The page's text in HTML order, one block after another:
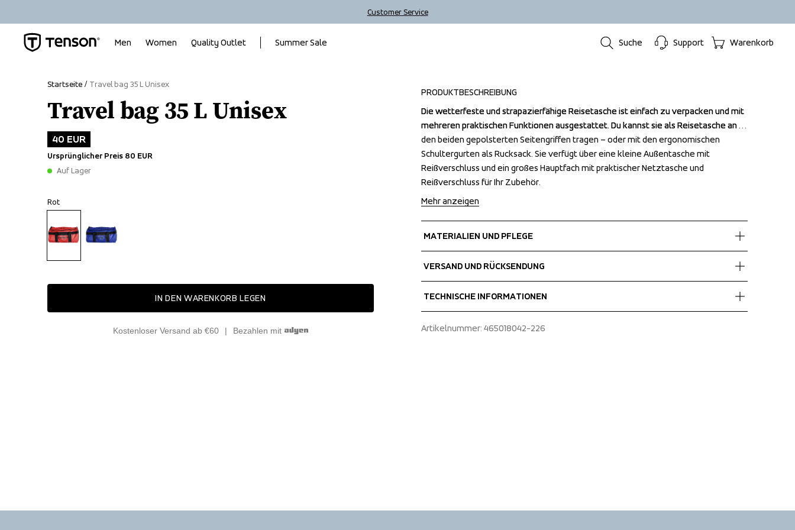
Customer Service
Men Women Quality Outlet Summer Sale Suche Support Warenkorb
Startseite Travel bag 35 L Unisex
Travel bag 35 L Unisex
40 EUR
Ursprünglicher Preis 80 EUR
Auf Lager
Rot
IN DEN WARENKORB LEGEN
Kostenloser Versand ab €60 Bezahlen mit
PRODUKTBESCHREIBUNG
Die wetterfeste und strapazierfähige Reisetasche ist einfach zu verpacken und mit
mehreren praktischen Funktionen ausgestattet. Du kannst sie als Reisetasche an
den beiden gepolsterten Seitengriffen tragen – oder mit den ergonomischen
Schultergurten als Rucksack. Sie verfügt über eine kleine Außentasche mit
Reißverschluss und ein großes Hauptfach mit praktischer Netztasche und
Reißverschluss für Ihr Zubehör.
Die wetterfeste und strapazierfähige Reisetasche ist einfach zu verpacken und mit
mehreren praktischen Funktionen ausgestattet. Du kannst sie als Reisetasche an
den beiden gepolsterten Seitengriffen tragen – oder mit den ergonomischen
Schultergurten als Rucksack. Sie verfügt über eine kleine Außentasche mit
Reißverschluss und ein großes Hauptfach mit praktischer Netztasche und
Reißverschluss für Ihr Zubehör.
Mehr anzeigen
MATERIALIEN UND PFLEGE
Shell fabric 1
VERSAND UND RÜCKSENDUNG
Wir versenden mit UPS, die tagsüber liefert.
TECHNISCHE INFORMATIONEN
Artikelnummer: 465018042-226